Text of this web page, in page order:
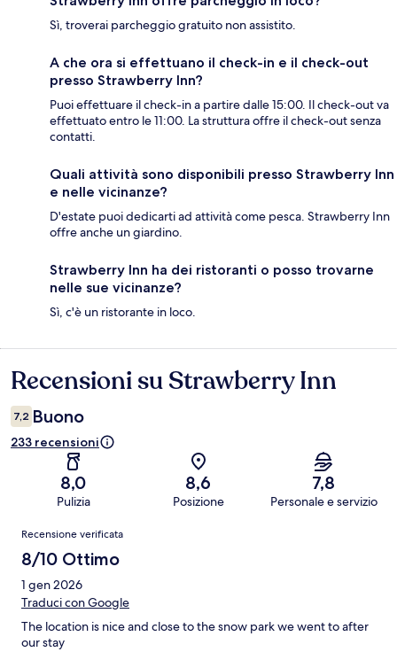
Sì, troverai parcheggio gratuito non assistito.
A che ora si effettuano il check-in e il check-out
presso Strawberry Inn?
Puoi effettuare il check-in a partire dalle 15:00. Il check-out va
effettuato entro le 11:00. La struttura offre il check-out senza
contatti.
Quali attività sono disponibili presso Strawberry Inn
e nelle vicinanze?
D'estate puoi dedicarti ad attività come pesca. Strawberry Inn
offre anche un giardino.
Strawberry Inn ha dei ristoranti o posso trovarne
nelle sue vicinanze?
Sì, c'è un ristorante in loco.
Recensioni
Recensioni su Strawberry Inn
7,2 Buono
233 recensioni
8,0
Pulizia
8,6
Posizione
7,8
Personale e servizio
Recensioni
Recensione verificata
8/10 Ottimo
1 gen 2026
Traduci con Google
The location is nice and close to the snow park we went to after
our stay